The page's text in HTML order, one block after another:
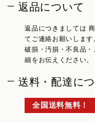
返品について
返品につきましては
てご連絡お願いします
破損・汚損・不良品
細をお伝えください。
送料・配達に
全国送料無料！